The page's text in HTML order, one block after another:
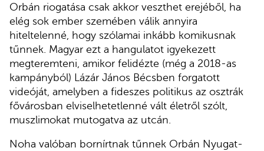
Orbán riogatása csak akkor veszthet erejéből, ha
elég sok ember szemében válik annyira
hiteltelenné, hogy szólamai inkább komikusnak
tűnnek. Magyar ezt a hangulatot igyekezett
megteremteni, amikor felidézte (még a 2018-as
kampányból) Lázár János Bécsben forgatott
videóját, amelyben a fideszes politikus az osztrák
fővárosban elviselhetetlenné vált életről szólt,
muszlimokat mutogatva az utcán.
Noha valóban bornírtnak tűnnek Orbán Nyugat-